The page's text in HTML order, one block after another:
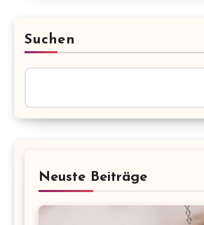
Suchen
Neuste Beiträge